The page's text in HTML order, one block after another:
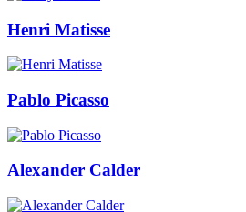
Henri Matisse
Pablo Picasso
Alexander Calder